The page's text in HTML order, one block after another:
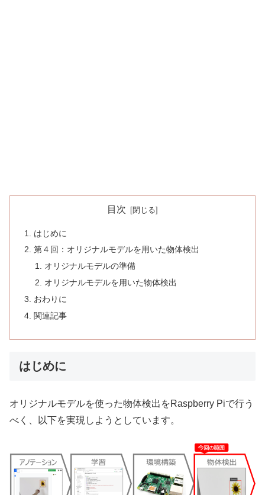
目次
はじめに
第４回：オリジナルモデルを用いた物体検出
オリジナルモデルの準備
オリジナルモデルを用いた物体検出
おわりに
関連記事
はじめに
オリジナルモデルを使った物体検出をRaspberry Piで行う
べく、以下を実現しようとしています。